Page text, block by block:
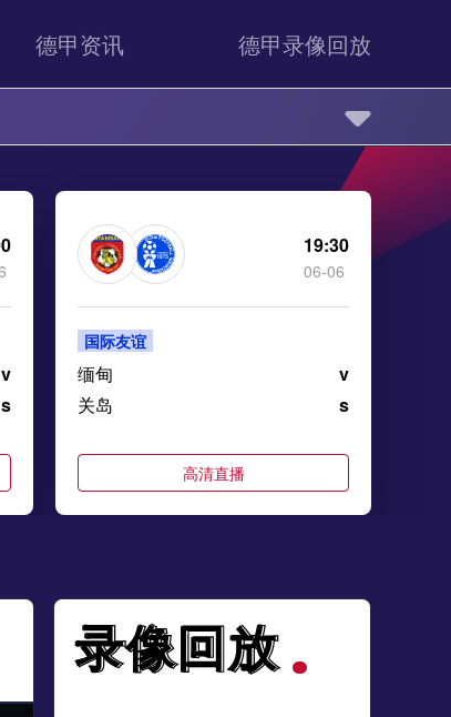
德甲资讯 德甲录像回放
v
s
19:30
06-06
国际友谊
缅甸
v
关岛
s
高清直播
录像回放
录像回放